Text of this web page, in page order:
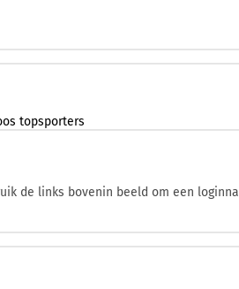
topsporters
de links bovenin beeld om een